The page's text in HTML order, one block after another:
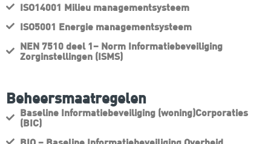
ISO14001 Milieu managementsysteem
ISO5001 Energie managementsysteem
NEN 7510 deel 1– Norm Informatiebeveiliging
Zorginstellingen (ISMS)
Beheersmaatregelen
Baseline Informatiebeveiliging (woning)Corporaties
(BIC)